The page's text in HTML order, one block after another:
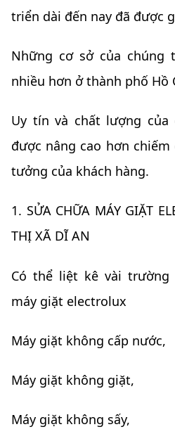
triển dài đến nay đã được
Những cơ sở của chúng
nhiều hơn ở thành phố Hồ
Uy tín và chất lượng của
được nâng cao hơn
tưởng của khách hàng.
1. SỬA CHỮA MÁY GIẶT
THỊ XÃ DĨ AN
Có thể liệt kê vài
máy giặt electrolux
Máy giặt không cấp nước,
Máy giặt không giặt,
Máy giặt không sấy,